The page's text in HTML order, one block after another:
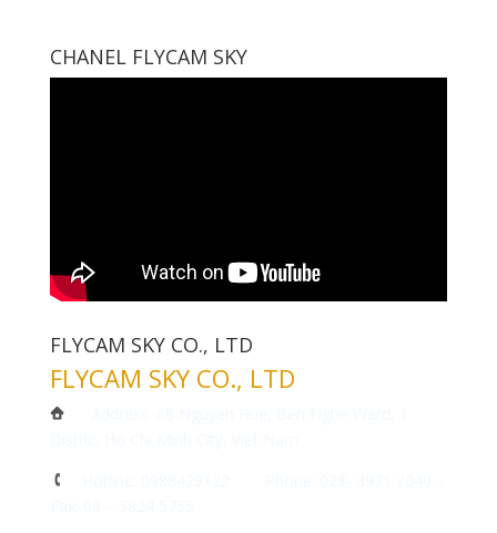
CHANEL FLYCAM SKY
FLYCAM SKY CO., LTD
FLYCAM SKY CO., LTD
Address: 68 Nguyen Hue, Ben Nghe Ward, 1